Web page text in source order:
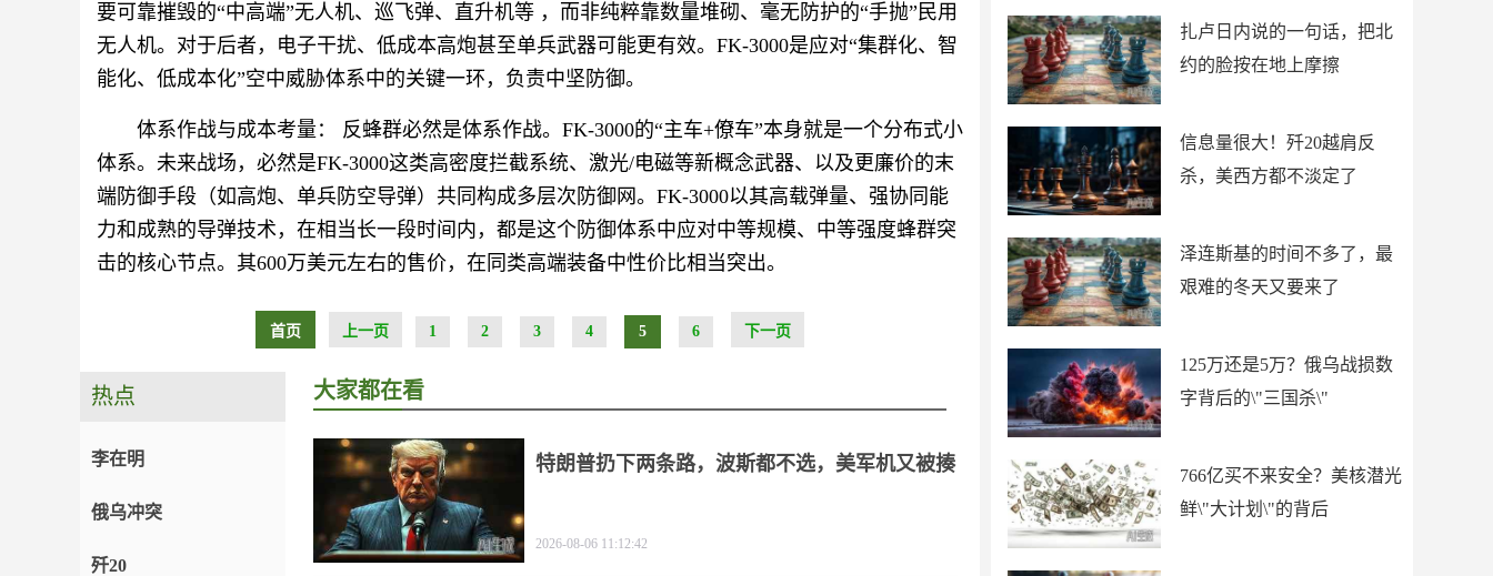
要可靠摧毁的“中高端”无人机、巡飞弹、直升机等 ，而非纯粹靠数量堆砌、毫无防护的“手抛”民用
无人机。对于后者，电子干扰、低成本高炮甚至单兵武器可能更有效。FK-3000是应对“集群化、智
能化、低成本化”空中威胁体系中的关键一环，负责中坚防御。
体系作战与成本考量： 反蜂群必然是体系作战。FK-3000的“主车+僚车”本身就是一个分布式小
体系。未来战场，必然是FK-3000这类高密度拦截系统、激光/电磁等新概念武器、以及更廉价的末
端防御手段（如高炮、单兵防空导弹）共同构成多层次防御网。FK-3000以其高载弹量、强协同能
力和成熟的导弹技术，在相当长一段时间内，都是这个防御体系中应对中等规模、中等强度蜂群突
击的核心节点。其600万美元左右的售价，在同类高端装备中性价比相当突出。
首页 上一页 1 2 3 4 5 6 下一页
扎卢日内说的一句话，把北
约的脸按在地上摩擦
信息量很大！歼20越肩反
杀，美西方都不淡定了
泽连斯基的时间不多了，最
艰难的冬天又要来了
125万还是5万？俄乌战损数
字背后的\"三国杀\"
766亿买不来安全？美核潜光
鲜\"大计划\"的背后
热点
李在明
俄乌冲突
歼20
大家都在看
特朗普扔下两条路，波斯都不选，美军机又被揍
2026-08-06 11:12:42